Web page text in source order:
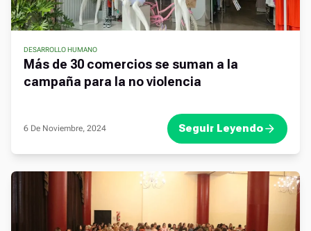
DESARROLLO HUMANO
Más de 30 comercios se suman a la
campaña para la no violencia
6 De Noviembre, 2024 Seguir Leyendo